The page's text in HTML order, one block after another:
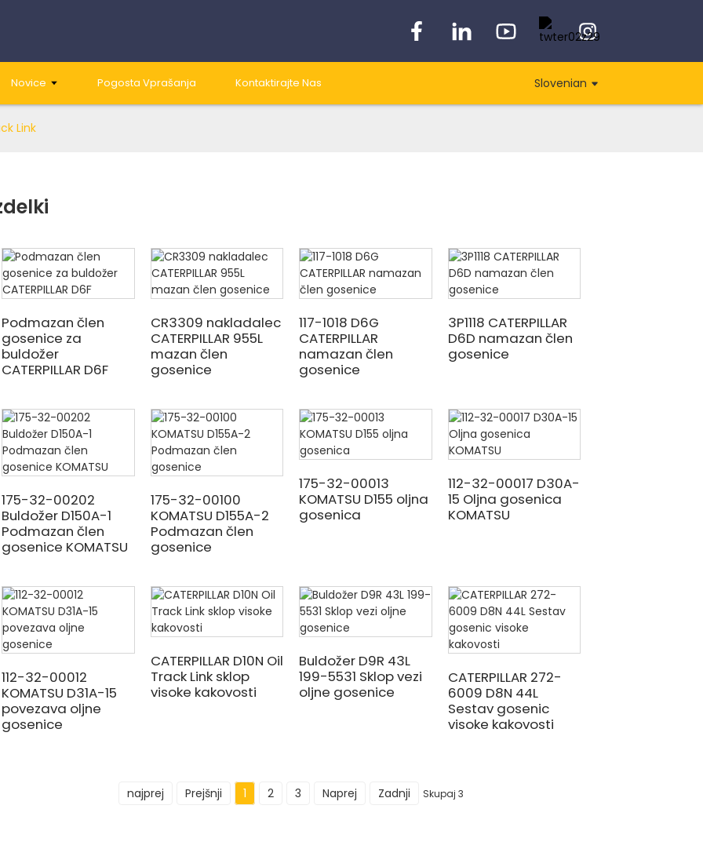
Novice Pogosta Vprašanja Kontaktirajte Nas Slovenian
Link
Podmazan člen
gosenice za
buldožer
CATERPILLAR D6F
CR3309 nakladalec
CATERPILLAR 955L
mazan člen
gosenice
117-1018 D6G
CATERPILLAR
namazan člen
gosenice
3P1118 CATERPILLAR
D6D namazan člen
gosenice
175-32-00202
Buldožer D150A-1
Podmazan člen
gosenice KOMATSU
175-32-00100
KOMATSU D155A-2
Podmazan člen
gosenice
175-32-00013
KOMATSU D155 oljna
gosenica
112-32-00017 D30A-
15 Oljna gosenica
KOMATSU
112-32-00012
KOMATSU D31A-15
povezava oljne
gosenice
CATERPILLAR D10N Oil
Track Link sklop
visoke kakovosti
Buldožer D9R 43L
199-5531 Sklop vezi
oljne gosenice
CATERPILLAR 272-
6009 D8N 44L
Sestav gosenic
visoke kakovosti
najprej Prejšnji 1 2 3 Naprej Zadnji Skupaj 3